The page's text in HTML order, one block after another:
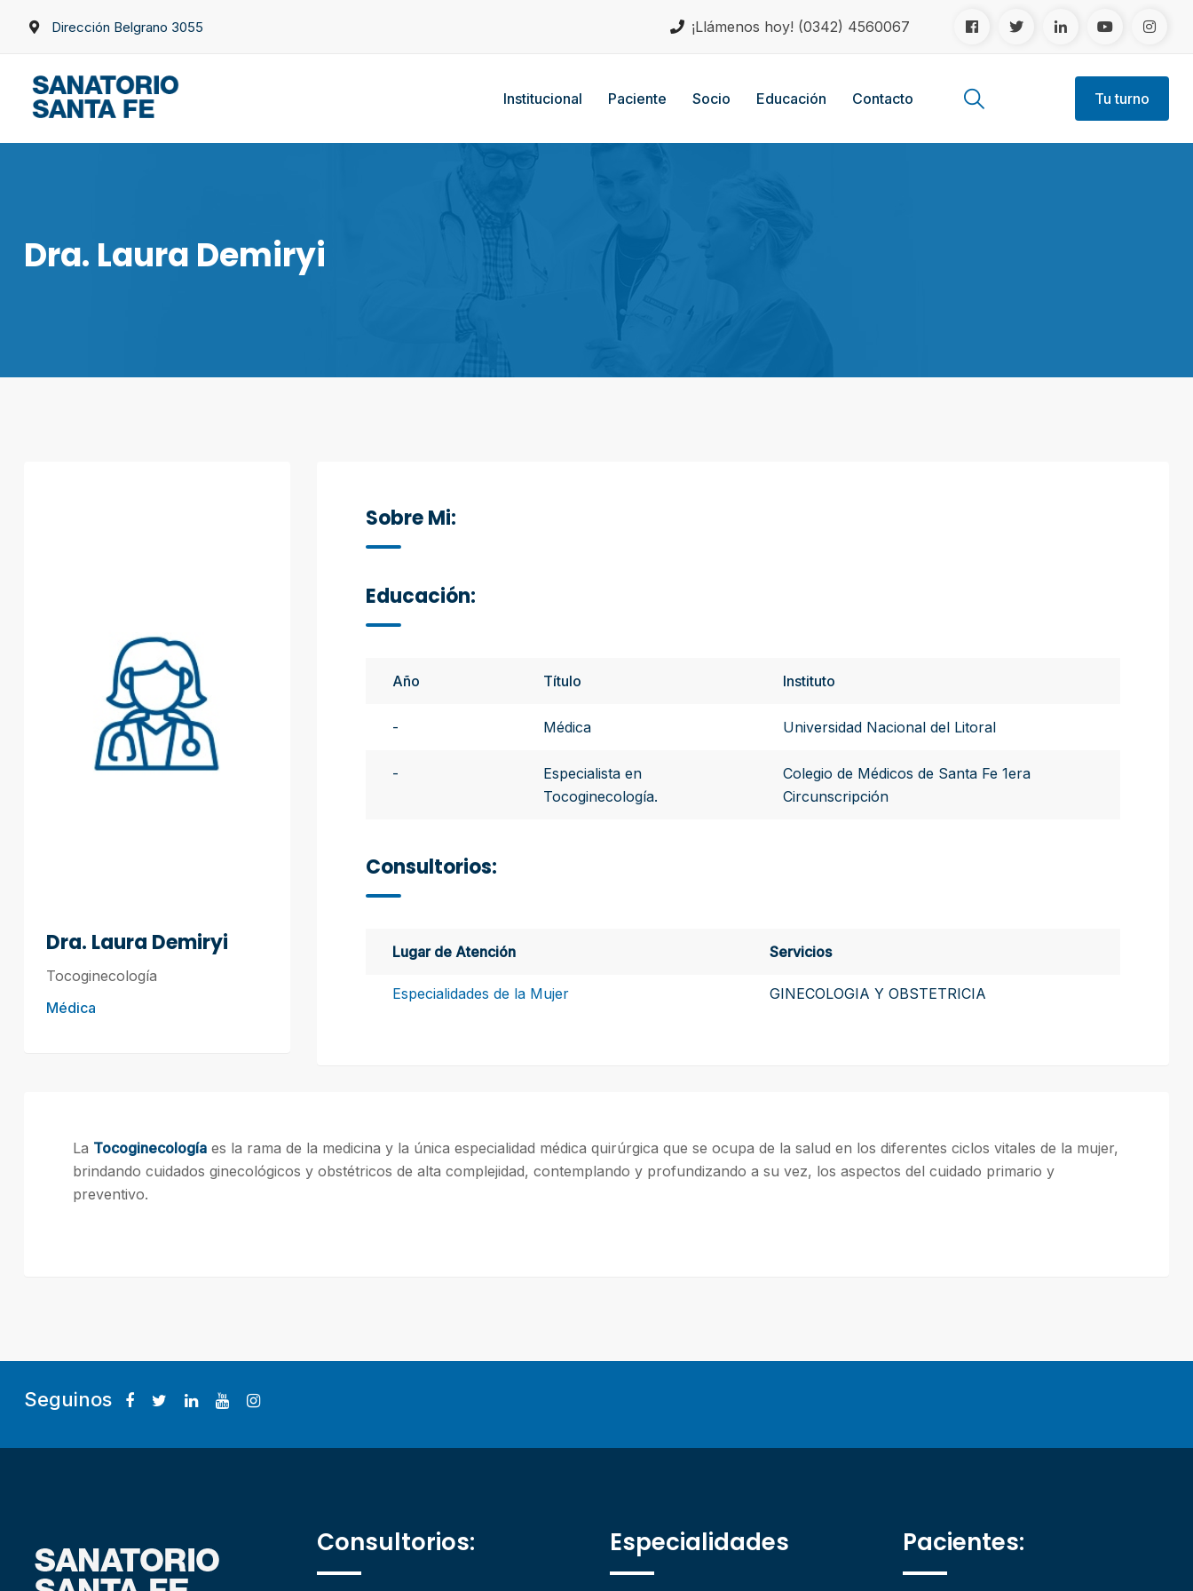
Dirección Belgrano 3055 ¡Llámenos hoy! (0342) 4560067
Institucional Paciente Socio Educación Contacto Tu turno
Dra. Laura Demiryi
Dra. Laura Demiryi
Tocoginecología
Médica
Sobre Mi:
Educación:
Año Título Instituto
- Médica Universidad Nacional del Litoral
-
Especialista en
Tocoginecología.
Colegio de Médicos de Santa Fe 1era
Circunscripción
Consultorios:
Lugar de Atención Servicios
Especialidades de la Mujer GINECOLOGIA Y OBSTETRICIA
La Tocoginecología es la rama de la medicina y la única especialidad médica quirúrgica que se ocupa de la salud en los diferentes ciclos vitales de la mujer,
brindando cuidados ginecológicos y obstétricos de alta complejidad, contemplando y profundizando a su vez, los aspectos del cuidado primario y
preventivo.
Seguinos
Consultorios: Especialidades Pacientes: